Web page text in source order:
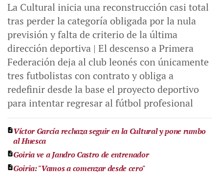
La Cultural inicia una reconstrucción casi total
tras perder la categoría obligada por la nula
previsión y falta de criterio de la última
dirección deportiva | El descenso a Primera
Federación deja al club leonés con únicamente
tres futbolistas con contrato y obliga a
redefinir desde la base el proyecto deportivo
para intentar regresar al fútbol profesional
Víctor García rechaza seguir en la Cultural y pone rumbo
al Huesca
Goiria ve a Jandro Castro de entrenador
Goiria: "Vamos a comenzar desde cero"